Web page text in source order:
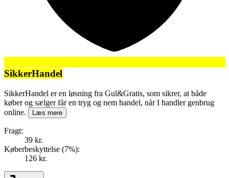
SikkerHandel
SikkerHandel er en løsning fra Gul&Gratis, som sikrer, at både
køber og sælger får en tryg og nem handel, når I handler genbrug
online.
Læs mere
Fragt:
39 kr.
Køberbeskyttelse (7%):
126 kr.